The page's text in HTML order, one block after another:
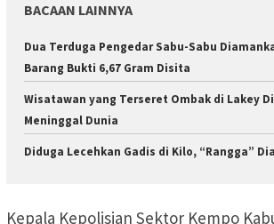
BACAAN LAINNYA
Dua Terduga Pengedar Sabu-Sabu
Barang Bukti 6,67 Gram Disita
Wisatawan yang Terseret Ombak di Lakey
Meninggal Dunia
Diduga Lecehkan Gadis di Kilo, “Rangga”
Kepala Kepolisian Sektor Kempo